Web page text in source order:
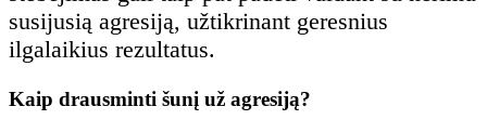
susijusią agresiją, užtikrinant geresnius
ilgalaikius rezultatus.
Kaip drausminti šunį už agresiją?